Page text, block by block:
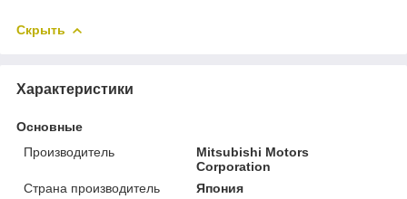
Скрыть
Характеристики
Основные
Производитель
Mitsubishi Motors
Corporation
Страна производитель
Япония